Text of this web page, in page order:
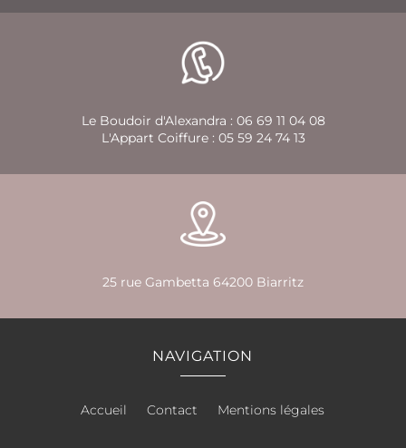
Le Boudoir d'Alexandra : 06 69 11 04 08
L'Appart Coiffure : 05 59 24 74 13
25 rue Gambetta 64200 Biarritz
NAVIGATION
Accueil Contact Mentions légales